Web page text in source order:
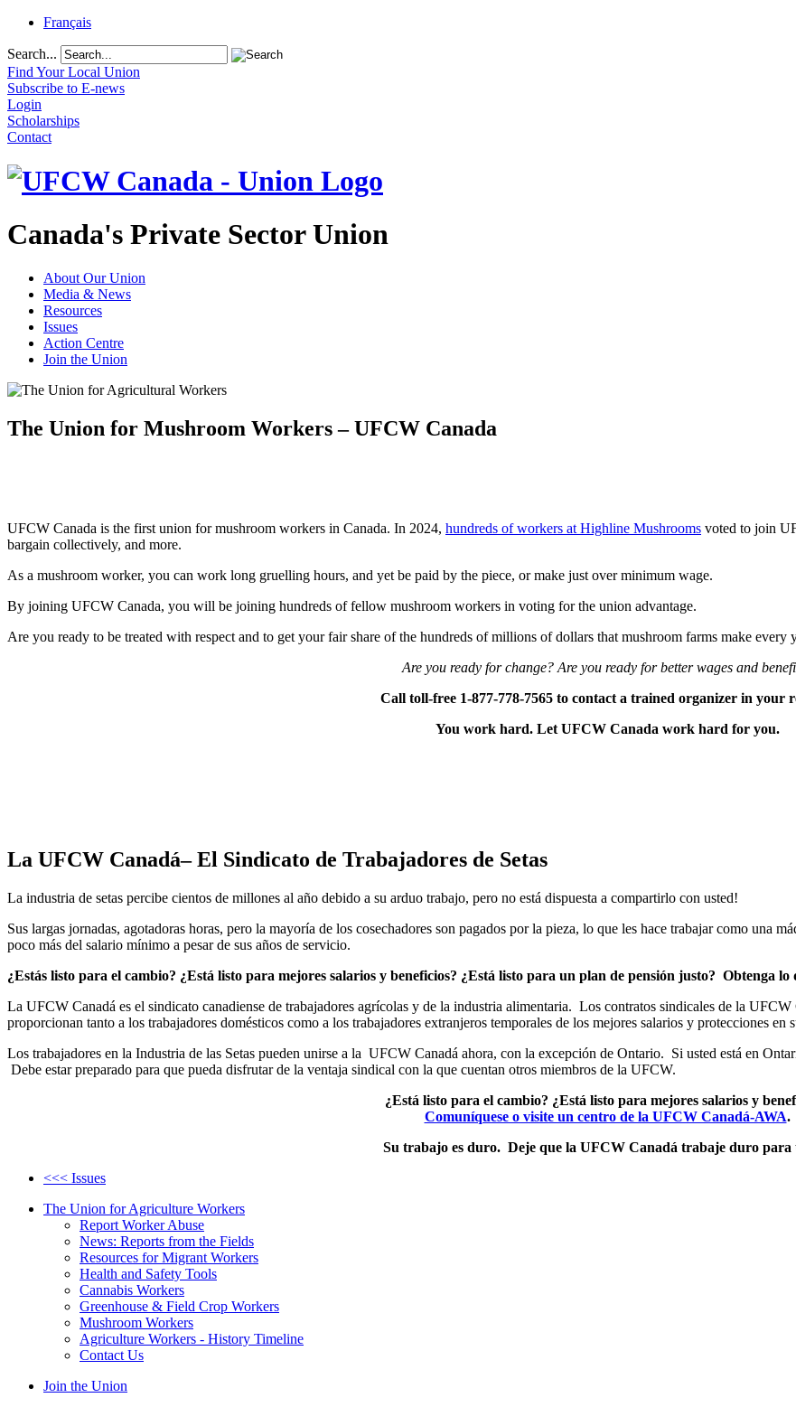
Français
Search...
Find Your Local Union
Subscribe to E-news
Login
Scholarships
Contact
Canada's Private Sector Union
About Our Union
Media & News
Resources
Issues
Action Centre
Join the Union
The Union for Mushroom Workers – UFCW Canada
UFCW Canada is the first union for mushroom workers in Canada. In 2024, hundreds of workers at Highline Mushrooms voted to join
bargain collectively, and more.
As a mushroom worker, you can work long gruelling hours, and yet be paid by the piece, or make just over minimum wage.
By joining UFCW Canada, you will be joining hundreds of fellow mushroom workers in voting for the union advantage.
Are you ready to be treated with respect and to get your fair share of the hundreds of millions of dollars that mushroom farms make every
Are you ready for change? Are you ready for better wages and
Call toll-free 1-877-778-7565 to contact a trained organizer in your
You work hard. Let UFCW Canada work hard for you.
La UFCW Canadá– El Sindicato de Trabajadores de Setas
La industria de setas percibe cientos de millones al año debido a su arduo trabajo, pero no está dispuesta a compartirlo con usted!
Sus largas jornadas, agotadoras horas, pero la mayoría de los cosechadores son pagados por la pieza, lo que les hace trabajar como una
poco más del salario mínimo a pesar de sus años de servicio.
¿Estás listo para el cambio? ¿Está listo para mejores salarios y beneficios? ¿Está listo para un plan de pensión justo? Obtenga lo
La UFCW Canadá es el sindicato canadiense de trabajadores agrícolas y de la industria alimentaria. Los contratos sindicales de la
proporcionan tanto a los trabajadores domésticos como a los trabajadores extranjeros temporales de los mejores salarios y protecciones
Los trabajadores en la Industria de las Setas pueden unirse a la UFCW Canadá ahora, con la excepción de Ontario. Si usted está en
Debe estar preparado para que pueda disfrutar de la ventaja sindical con la que cuentan otros miembros de la UFCW.
¿Está listo para el cambio? ¿Está listo para mejores salarios y
Comuníquese o visite un centro de la UFCW Canadá-AWA.
Su trabajo es duro. Deje que la UFCW Canadá trabaje duro para
<<< Issues
The Union for Agriculture Workers
Report Worker Abuse
News: Reports from the Fields
Resources for Migrant Workers
Health and Safety Tools
Cannabis Workers
Greenhouse & Field Crop Workers
Mushroom Workers
Agriculture Workers - History Timeline
Contact Us
Join the Union